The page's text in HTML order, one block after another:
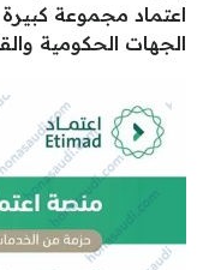
اعتماد مجموعة كبيرة
الجهات الحكومية